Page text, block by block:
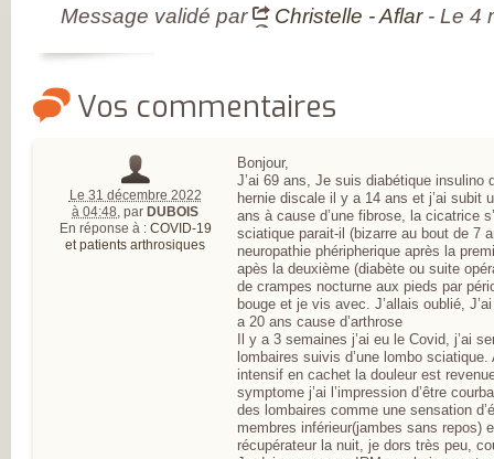
NOS
PIERRE FABRE
PLATEFORME E-
SANTÉ SANOIA
EMPATIENT
ETATS
L’ARTHROSE
NOS ACTIONS EN
2012 ET 2013
LES ETATS
GÉNÉRAUX EN
PRATIQUE !
9 CHAMPS
PRIORITAIRES
EVALUER LES 80
PROPOSITIONS
ÉMISES
DITES STOP À
L’ARTHROSE !
Message validé par Christelle - Aflar- Le 4
Vos commentaires
Le 31 décembre 2022
à 04:48 par DUBOIS
En réponse à : COVID-19
et patients arthrosiques
Bonjour,
J’ai 69 ans, Je suis diabétique insulino
hernie discale il y a 14 ans et j’ai subit
ans à cause d’une fibrose, la cicatrice
sciatique parait-il (bizarre au bout de 7
neuropathie phéripherique après la
apès la deuxième (diabète ou suite
de crampes nocturne aux pieds par
bouge et je vis avec. J’allais oublié,
a 20 ans cause d’arthrose
Il y a 3 semaines j’ai eu le Covid, j’ai
lombaires suivis d’une lombo
intensif en cachet la douleur est
symptome j’ai l’impression d’être
des lombaires comme une sensation
membres inférieur(jambes sans repos)
récupérateur la nuit, je dors très peu,